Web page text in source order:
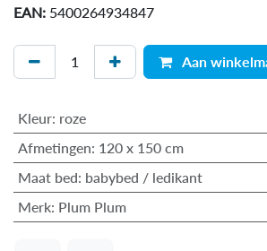
EAN: 5400264934847
Aan
Kleur: roze
Afmetingen: 120 x 150 cm
Maat bed: babybed / ledikant
Merk: Plum Plum